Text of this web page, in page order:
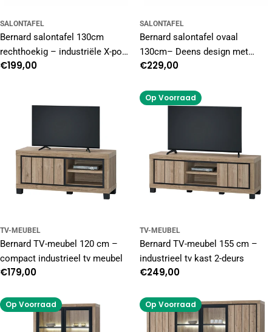
SALONTAFEL
Bernard salontafel 130cm
rechthoekig – industriële X-poot
tafel
Normale
€199,00
SALONTAFEL
Bernard salontafel ovaal
130cm– Deens design met
stervoet
Normale
€229,00
TV-MEUBEL
Bernard TV-meubel 120 cm –
compact industrieel tv meubel
Normale
€179,00
Op Voorraad
TV-MEUBEL
Bernard TV-meubel 155 cm –
industrieel tv kast 2-deurs
Normale
€249,00
Op Voorraad Op Voorraad